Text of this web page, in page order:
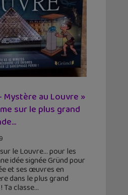
Mystère au Louvre »
sur le plus grand
le Louvre… pour les
idée signée Gründ pour
et ses œuvres en
dans le plus grand
Ta classe